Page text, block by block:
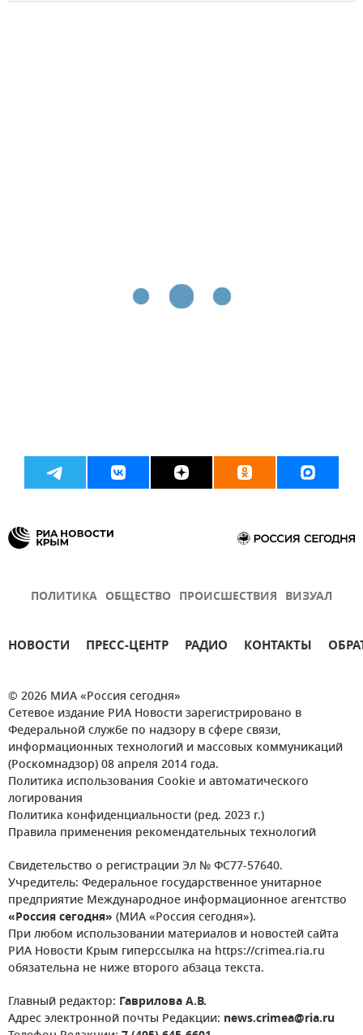
ПОЛИТИКА ОБЩЕСТВО ПРОИСШЕСТВИЯ ВИЗУАЛ
НОВОСТИ ПРЕСС-ЦЕНТР РАДИО КОНТАКТЫ
© 2026 МИА «Россия сегодня»
Сетевое издание РИА Новости зарегистрировано в
Федеральной службе по надзору в сфере связи,
информационных технологий и массовых коммуникаций
(Роскомнадзор) 08 апреля 2014 года.
Политика использования Cookie и автоматического
логирования
Политика конфиденциальности (ред. 2023 г.)
Правила применения рекомендательных технологий
Свидетельство о регистрации Эл № ФС77-57640.
Учредитель: Федеральное государственное унитарное
предприятие Международное информационное агентство
«Россия сегодня» (МИА «Россия сегодня»).
При любом использовании материалов и новостей сайта
РИА Новости Крым гиперссылка на https://crimea.ria.ru
обязательна не ниже второго абзаца текста.
Главный редактор: Гаврилова А.В.
Адрес электронной почты Редакции: news.crimea@ria.ru